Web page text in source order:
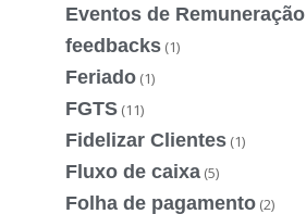
Eventos de Remuneração
feedbacks (1)
Feriado (1)
FGTS (11)
Fidelizar Clientes (1)
Fluxo de caixa (5)
Folha de pagamento (2)